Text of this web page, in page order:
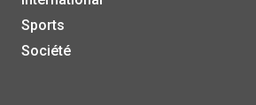
Sports
Société